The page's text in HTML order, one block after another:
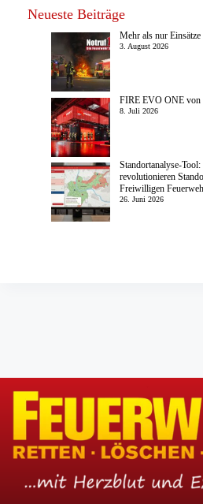
Neueste Beiträge
Mehr als nur Einsätze
3. August 2026
FIRE EVO ONE von
8. Juli 2026
Standortanalyse-Tool:
revolutionieren
Freiwilligen
26. Juni 2026